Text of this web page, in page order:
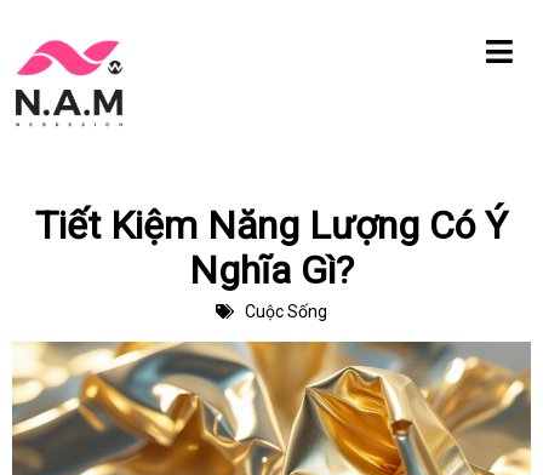
Chuyển
tới
Tiết Kiệm Năng Lượng Có Ý
Nghĩa Gì?
Cuộc Sống